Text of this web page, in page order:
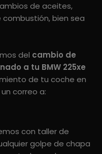
de aceites,
bien sea
del cambio de
a tu BMW 225xe
de tu coche en
correo a:
con taller de
golpe de chapa